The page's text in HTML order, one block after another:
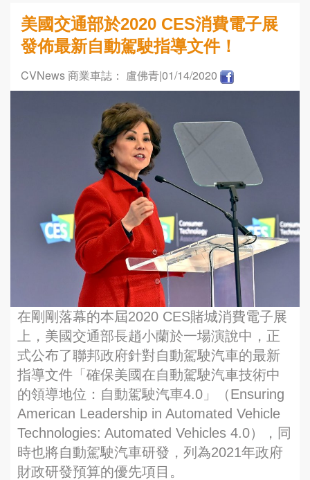
美國交通部於2020 CES消費電子展
發佈最新自動駕駛指導文件！
CVNews 商業車誌： 盧佛青|01/14/2020
在剛剛落幕的本屆2020 CES賭城消費電子展
上，美國交通部長趙小蘭於一場演說中，正
式公布了聯邦政府針對自動駕駛汽車的最新
指導文件「確保美國在自動駕駛汽車技術中
的領導地位：自動駕駛汽車4.0」（Ensuring
American Leadership in Automated Vehicle
Technologies: Automated Vehicles 4.0），同
時也將自動駕駛汽車研發，列為2021年政府
財政研發預算的優先項目。